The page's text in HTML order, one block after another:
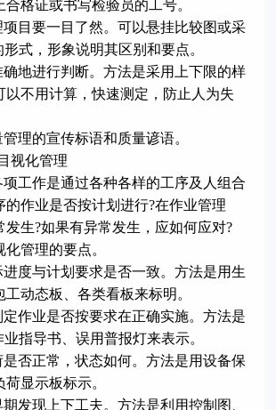
格证或书写检验员的工号。
目要一目了然。可以悬挂比较图或采
形式，形象说明其区别和要点。
地进行判断。方法是采用上下限的样
以不用计算，快速测定，防止人为失
理的宣传标语和质量谚语。
视化管理
工作是通过各种各样的工序及人组合
的作业是否按计划进行?在作业管理
发生?如果有异常发生，应如何应对?
管理的要点。
度与计划要求是否一致。方法是用生
动态板、各类看板来标明。
作业是否按要求在正确实施。方法是
业指导书、误用普报灯来表示。
否正常，状态如何。方法是用设备保
显示板标示。
发现上下工夫。方法是利用控制图、